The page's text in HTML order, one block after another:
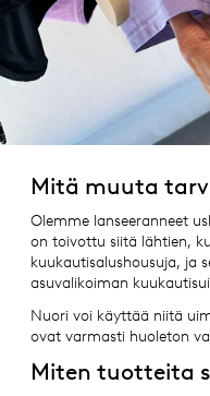
Mitä muuta
Olemme lanseeranneet
on toivottu siitä lähtien,
kuukautisalushousuja, ja
asuvalikoiman
Nuori voi käyttää niitä
ovat varmasti huoleton
Miten tuotteita